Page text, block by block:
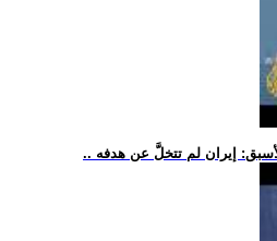
إيران لم تتخلَّ عن هدفه